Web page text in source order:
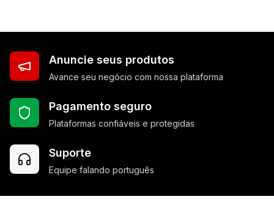
Anuncie seus produtos
Avance seu negócio com nossa plataforma
Pagamento seguro
Plataformas confiáveis e protegidas
Suporte
Equipe falando português